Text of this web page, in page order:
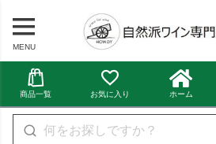
MENU
商品一覧 お気に入り ホーム